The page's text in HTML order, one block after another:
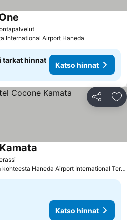
Katso hinnat
International Airport Haneda
tarkat hinnat
Katso hinnat
Jaa
kohteesta Haneda Airport International
Katso hinnat